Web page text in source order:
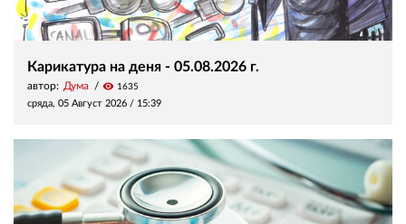
Карикатура на деня - 05.08.2026 г.
автор: Дума visibility 1635
сряда, 05 Август 2026 / 15:39